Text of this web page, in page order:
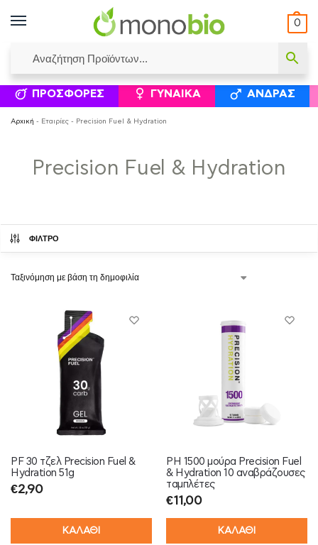
0
ΙΣΟΛΟΓΙΣΜΟΊ ΕΛΕΆΝΝΑ ΧΡΙΣΤΙΝΆΚΗ ΕΠΙΚΟΙΝΩΝΊΑ
ΣΥΜΠΛΗΡΏΜΑΤΑ ΔΙΑΤΡΟΦΉΣ ΦΥΣΙΚΆ
ΠΡΟΣΦΟΡΈΣ ΓΥΝΑΊΚΑ ΆΝΔΡΑΣ
Αρχική - Εταιρίες - Precision Fuel & Hydration
Precision Fuel & Hydration
ΦΙΛΤΡΟ
PF 30 τζελ Precision Fuel &
Hydration 51g
€2,90
ΚΑΛΑΘΙ
PH 1500 μούρα Precision Fuel
& Hydration 10 αναβράζουσες
ταμπλέτες
€11,00
ΚΑΛΑΘΙ